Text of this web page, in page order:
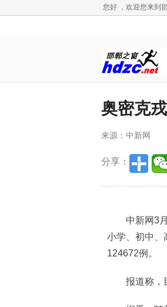
您好 ，欢迎您来到
奥密克
来源：中新网
分享：
中新网3月
小学、初中、
124672例。
报道称，目